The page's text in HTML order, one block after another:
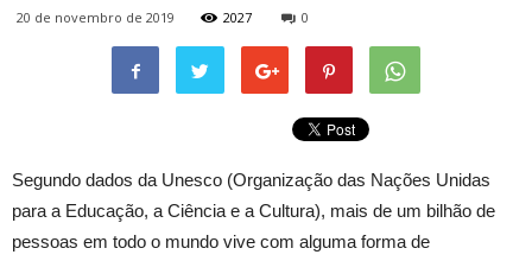
20 de novembro de 2019 2027 0
Segundo dados da Unesco (Organização das Nações Unidas
para a Educação, a Ciência e a Cultura), mais de um bilhão de
pessoas em todo o mundo vive com alguma forma de